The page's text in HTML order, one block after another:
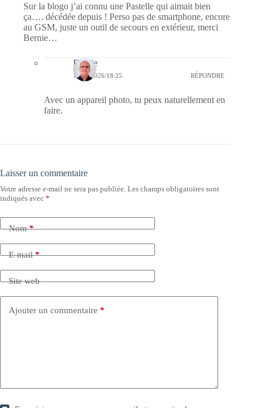
Sur la blogo j’ai connu une Pastelle qui aimait bien
ça…. décédée depuis ! Perso pas de smartphone, encore
au GSM, juste un outil de secours en extérieur, merci
Bernie…
Bernie
15/02/2026/18:25 RÉPONDRE
Avec un appareil photo, tu peux naturellement en
faire.
Laisser un commentaire
Votre adresse e-mail ne sera pas publiée. Les champs obligatoires sont
indiqués avec *
Nom*
E-mail*
Site web
Ajouter un commentaire *